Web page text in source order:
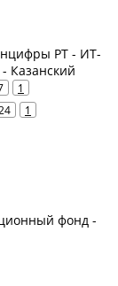
РТ - ИТ-
Казанский
1
1
фонд -